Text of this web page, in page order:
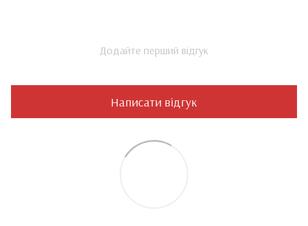
Додайте перший відгук
Написати відгук